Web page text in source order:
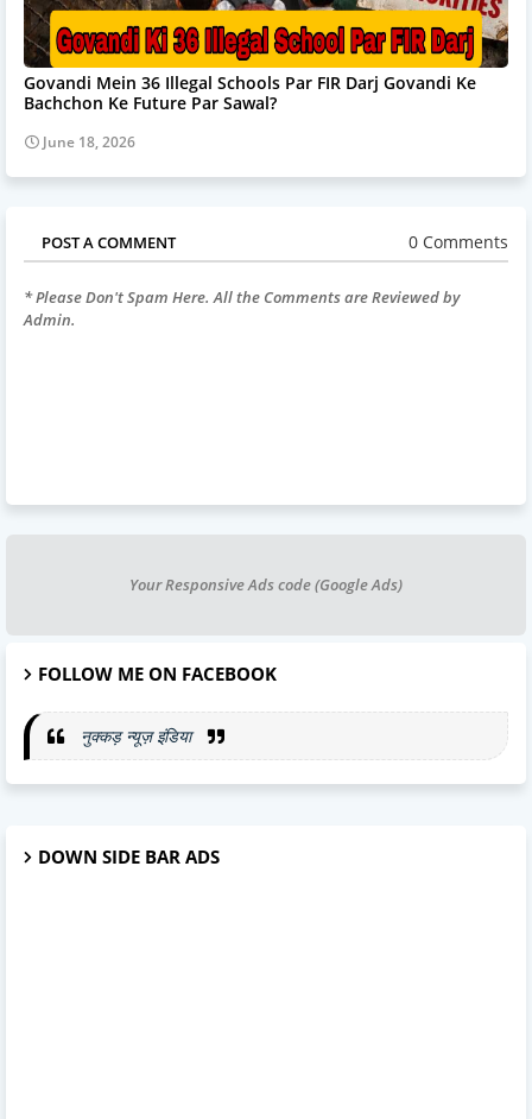
Govandi Mein 36 Illegal Schools Par FIR Darj Govandi Ke
Bachchon Ke Future Par Sawal?
June 18, 2026
POST A COMMENT 0 Comments
* Please Don't Spam Here. All the Comments are Reviewed by
Admin.
Your Responsive Ads code (Google Ads)
FOLLOW ME ON FACEBOOK
नुक्कड़ न्यूज़ इंडिया
DOWN SIDE BAR ADS